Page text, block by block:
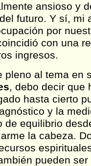
ansioso y
futuro. Y sí, mi
por
con una
ingresos.
pleno al tema en
, debo decir que
hasta cierto
y la
de equilibrio
la cabeza.
pueden